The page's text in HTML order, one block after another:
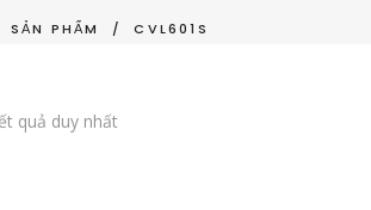
SẢN PHẨM /CVL601S
quả duy nhất